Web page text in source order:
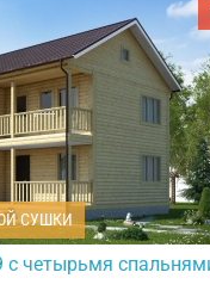
СУШКИ
четырьмя